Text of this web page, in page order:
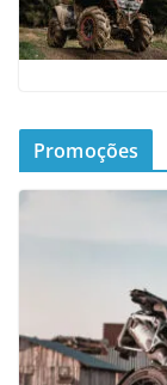
Promoções